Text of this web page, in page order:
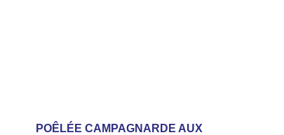
POÊLÉE CAMPAGNARDE AUX